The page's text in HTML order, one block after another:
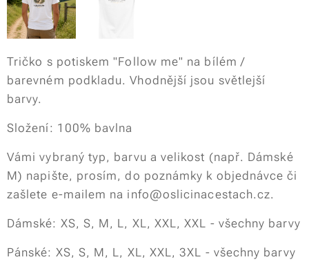
Tričko s potiskem "Follow me" na bílém /
barevném podkladu. Vhodnější jsou světlejší
barvy.
Složení: 100% bavlna
Vámi vybraný typ, barvu a velikost (např. Dámské
M) napište, prosím, do poznámky k objednávce či
zašlete e-mailem na info@oslicinacestach.cz.
Dámské: XS, S, M, L, XL, XXL, XXL - všechny barvy
Pánské: XS, S, M, L, XL, XXL, 3XL - všechny barvy